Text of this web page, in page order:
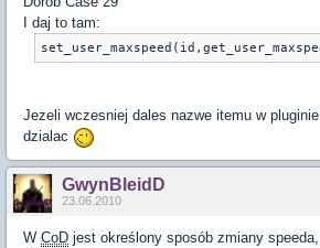
I daj to tam:
Jezeli wczesniej dales nazwe itemu w
dzialac
GwynBleidD
23.06.2010
W CoD jest określony sposób zmiany